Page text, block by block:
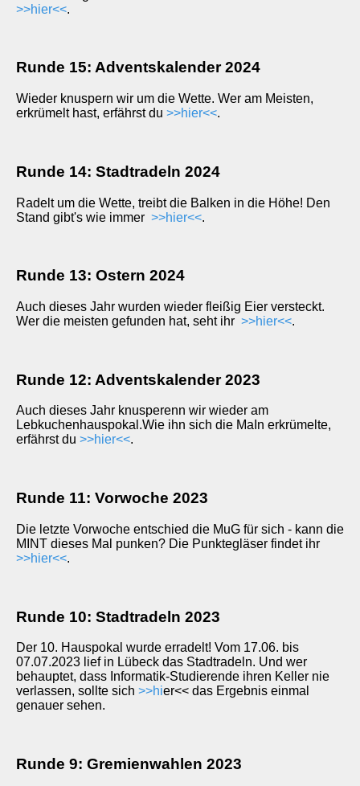
>>hier<<.
Runde 15: Adventskalender 2024
Wieder knuspern wir um die Wette. Wer am Meisten,
erkrümelt hast, erfährst du >>hier<<.
Runde 14: Stadtradeln 2024
Radelt um die Wette, treibt die Balken in die Höhe! Den
Stand gibt's wie immer >>hier<<.
Runde 13: Ostern 2024
Auch dieses Jahr wurden wieder fleißig Eier versteckt.
Wer die meisten gefunden hat, seht ihr >>hier<<.
Runde 12: Adventskalender 2023
Auch dieses Jahr knusperenn wir wieder am
Lebkuchenhauspokal.Wie ihn sich die MaIn erkrümelte,
erfährst du >>hier<<.
Runde 11: Vorwoche 2023
Die letzte Vorwoche entschied die MuG für sich - kann die
MINT dieses Mal punken? Die Punktegläser findet ihr
>>hier<<.
Runde 10: Stadtradeln 2023
Der 10. Hauspokal wurde erradelt! Vom 17.06. bis
07.07.2023 lief in Lübeck das Stadtradeln. Und wer
behauptet, dass Informatik-Studierende ihren Keller nie
verlassen, sollte sich >>hier<< das Ergebnis einmal
genauer sehen.
Runde 9: Gremienwahlen 2023